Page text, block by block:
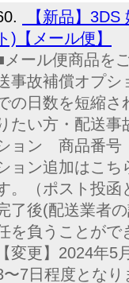
【新品】
ト)【メール便】
メール便商品を
事故補償オプシ
の日数を短縮さ
たい方・配送
ョン 商品番
ョン追加はこ
。（ポスト投
了後(配送業者
を負うことが
【変更】2024年
〜7日程度とな